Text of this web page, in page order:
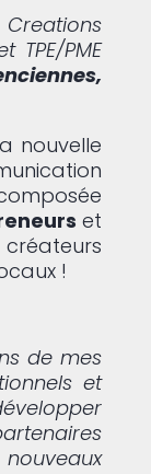
PME
nouvelle
et
!
de mes
et